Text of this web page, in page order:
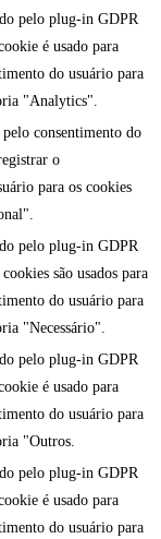
pelo plug-in GDPR
é usado para
do usuário para
"Analytics".
consentimento do
o
para os cookies
pelo plug-in GDPR
são usados para
do usuário para
"Necessário".
pelo plug-in GDPR
é usado para
do usuário para
"Outros.
pelo plug-in GDPR
é usado para
do usuário para